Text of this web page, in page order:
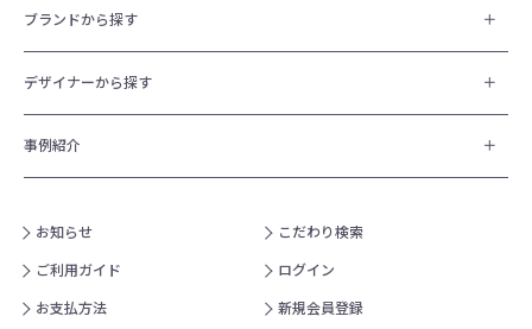
ブランドから探す
デザイナーから探す
事例紹介
お知らせ
ご利用ガイド
お支払方法
こだわり検索
ログイン
新規会員登録